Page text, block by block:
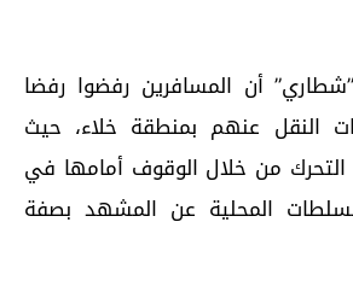
أن المسافرين رفضوا رفضا
النقل عنهم بمنطقة خلاء، حيث
التحرك من خلال الوقوف أمامها في
المحلية عن المشهد بصفة